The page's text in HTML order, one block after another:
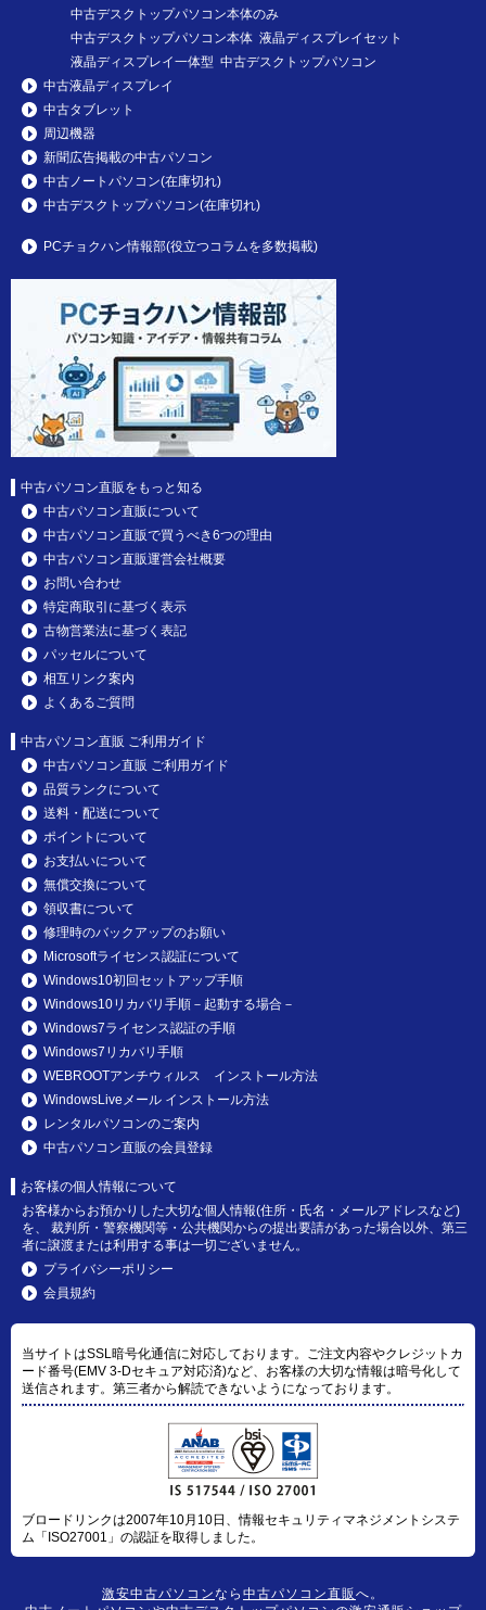
中古デスクトップパソコン本体のみ
中古デスクトップパソコン本体 液晶ディスプレイセット
液晶ディスプレイ一体型 中古デスクトップパソコン
中古液晶ディスプレイ
中古タブレット
周辺機器
新聞広告掲載の中古パソコン
中古ノートパソコン(在庫切れ)
中古デスクトップパソコン(在庫切れ)
PCチョクハン情報部(役立つコラムを多数掲載)
中古パソコン直販をもっと知る
中古パソコン直販について
中古パソコン直販で買うべき6つの理由
中古パソコン直販運営会社概要
お問い合わせ
特定商取引に基づく表示
古物営業法に基づく表記
パッセルについて
相互リンク案内
よくあるご質問
中古パソコン直販 ご利用ガイド
中古パソコン直販 ご利用ガイド
品質ランクについて
送料・配送について
ポイントについて
お支払いについて
無償交換について
領収書について
修理時のバックアップのお願い
Microsoftライセンス認証について
Windows10初回セットアップ手順
Windows10リカバリ手順－起動する場合－
Windows7ライセンス認証の手順
Windows7リカバリ手順
WEBROOTアンチウィルス インストール方法
WindowsLiveメール インストール方法
レンタルパソコンのご案内
中古パソコン直販の会員登録
お客様の個人情報について
お客様からお預かりした大切な個人情報(住所・氏名・メールアドレスなど)
を、 裁判所・警察機関等・公共機関からの提出要請があった場合以外、第三
者に譲渡または利用する事は一切ございません。
プライバシーポリシー
会員規約
当サイトはSSL暗号化通信に対応しております。ご注文内容やクレジットカ
ード番号(EMV 3-Dセキュア対応済)など、お客様の大切な情報は暗号化して
送信されます。第三者から解読できないようになっております。
ブロードリンクは2007年10月10日、情報セキュリティマネジメントシステ
ム「ISO27001」の認証を取得しました。
激安中古パソコンなら 中古パソコン直販へ。